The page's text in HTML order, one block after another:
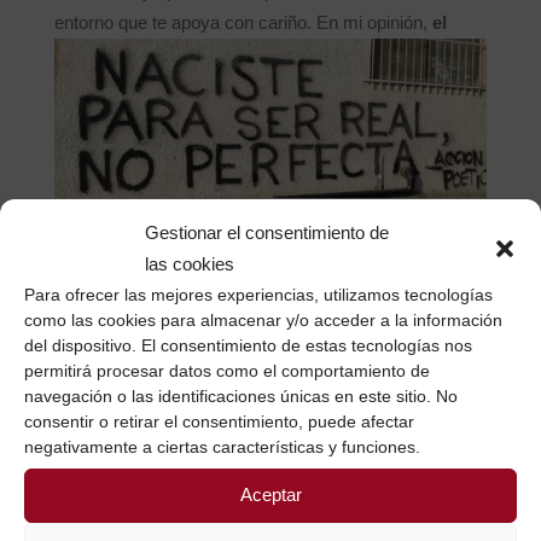
Gestionar el consentimiento de
las cookies
Para ofrecer las mejores experiencias, utilizamos tecnologías
como las cookies para almacenar y/o acceder a la información
del dispositivo. El consentimiento de estas tecnologías nos
permitirá procesar datos como el comportamiento de
navegación o las identificaciones únicas en este sitio. No
consentir o retirar el consentimiento, puede afectar
negativamente a ciertas características y funciones.
Aceptar
entorno que te apoya con cariño. En mi opinión, el
trabajo, la actividad laboral, la satisfacción de
sentirse útil, independiente económicamente,
y capaz son un elemento crucial para decidir volver a
tomar las riendas de tu vida y volver a Amar desde
una posición de respeto por ti misma y por los demás.
Creo que como sociedaddeberíamos hacer eso con
todas las mujeres y con todos los niños y niñas que
como mujeres estamoseducando: honrar su
protagonismo, estimular el desarrollo de su
carácter único, celebrar su aportación perfecta, su